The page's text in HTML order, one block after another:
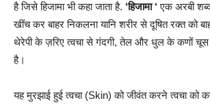
है जिसे हिजामा भी कहा जाता है. ‘हिजामा ‘एक अरबी
खींच कर बाहर निकलना यानि शरीर से दूषित रक्त को
थेरेपी के ज़रिए त्वचा से गंदगी, तेल और धुल के कणों चूस
है।
यह मुरझाई हुई त्वचा (Skin) को जीवंत करने त्वचा को